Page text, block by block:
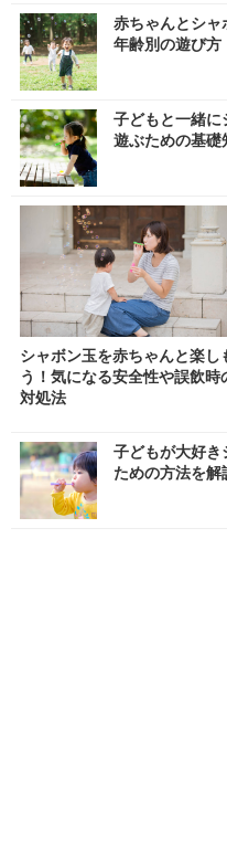
赤ちゃんとシャ
年齢別の遊び方
子どもと一緒に
遊ぶための基礎
シャボン玉を赤ちゃんと楽し
う！気になる安全性や誤飲時
対処法
子どもが大好き
ための方法を解